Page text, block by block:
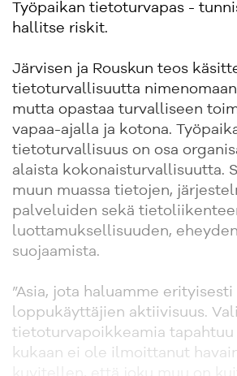
Työpaikan tietoturvapas -
hallitse riskit.
Järvisen ja Rouskun teos
tietoturvallisuutta
mutta opastaa turvalliseen
vapaa-ajalla ja kotona.
tietoturvallisuus on osa
alaista kokonaisturvallisuutta.
muun muassa tietojen,
palveluiden sekä
luottamuksellisuuden,
suojaamista.
”Asia, jota haluamme
loppukäyttäjien aktiivisuus.
tietoturvapoikkeamia tapahtuu
kukaan ei ole ilmoittanut